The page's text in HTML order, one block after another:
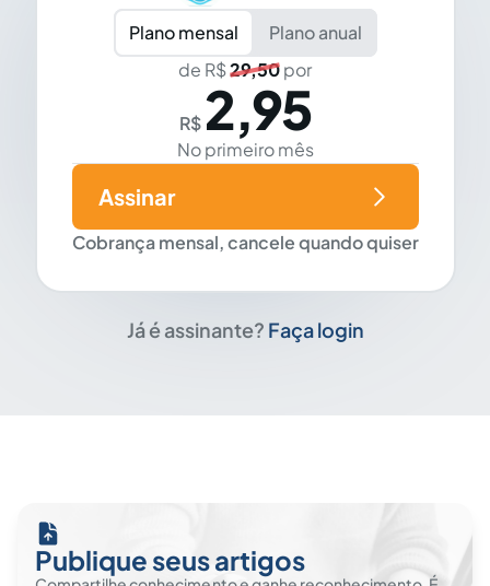
Plano mensal
Plano anual
de R$29,50por
R$ 2,95
No primeiro mês
Cobrança mensal, cancele quando quiser
Assinar
Já é assinante? Faça login
Publique seus artigos